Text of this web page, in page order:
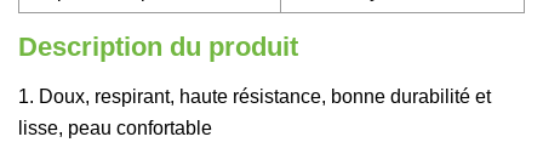
Description du produit
1. Doux, respirant, haute résistance, bonne durabilité et
lisse, peau confortable